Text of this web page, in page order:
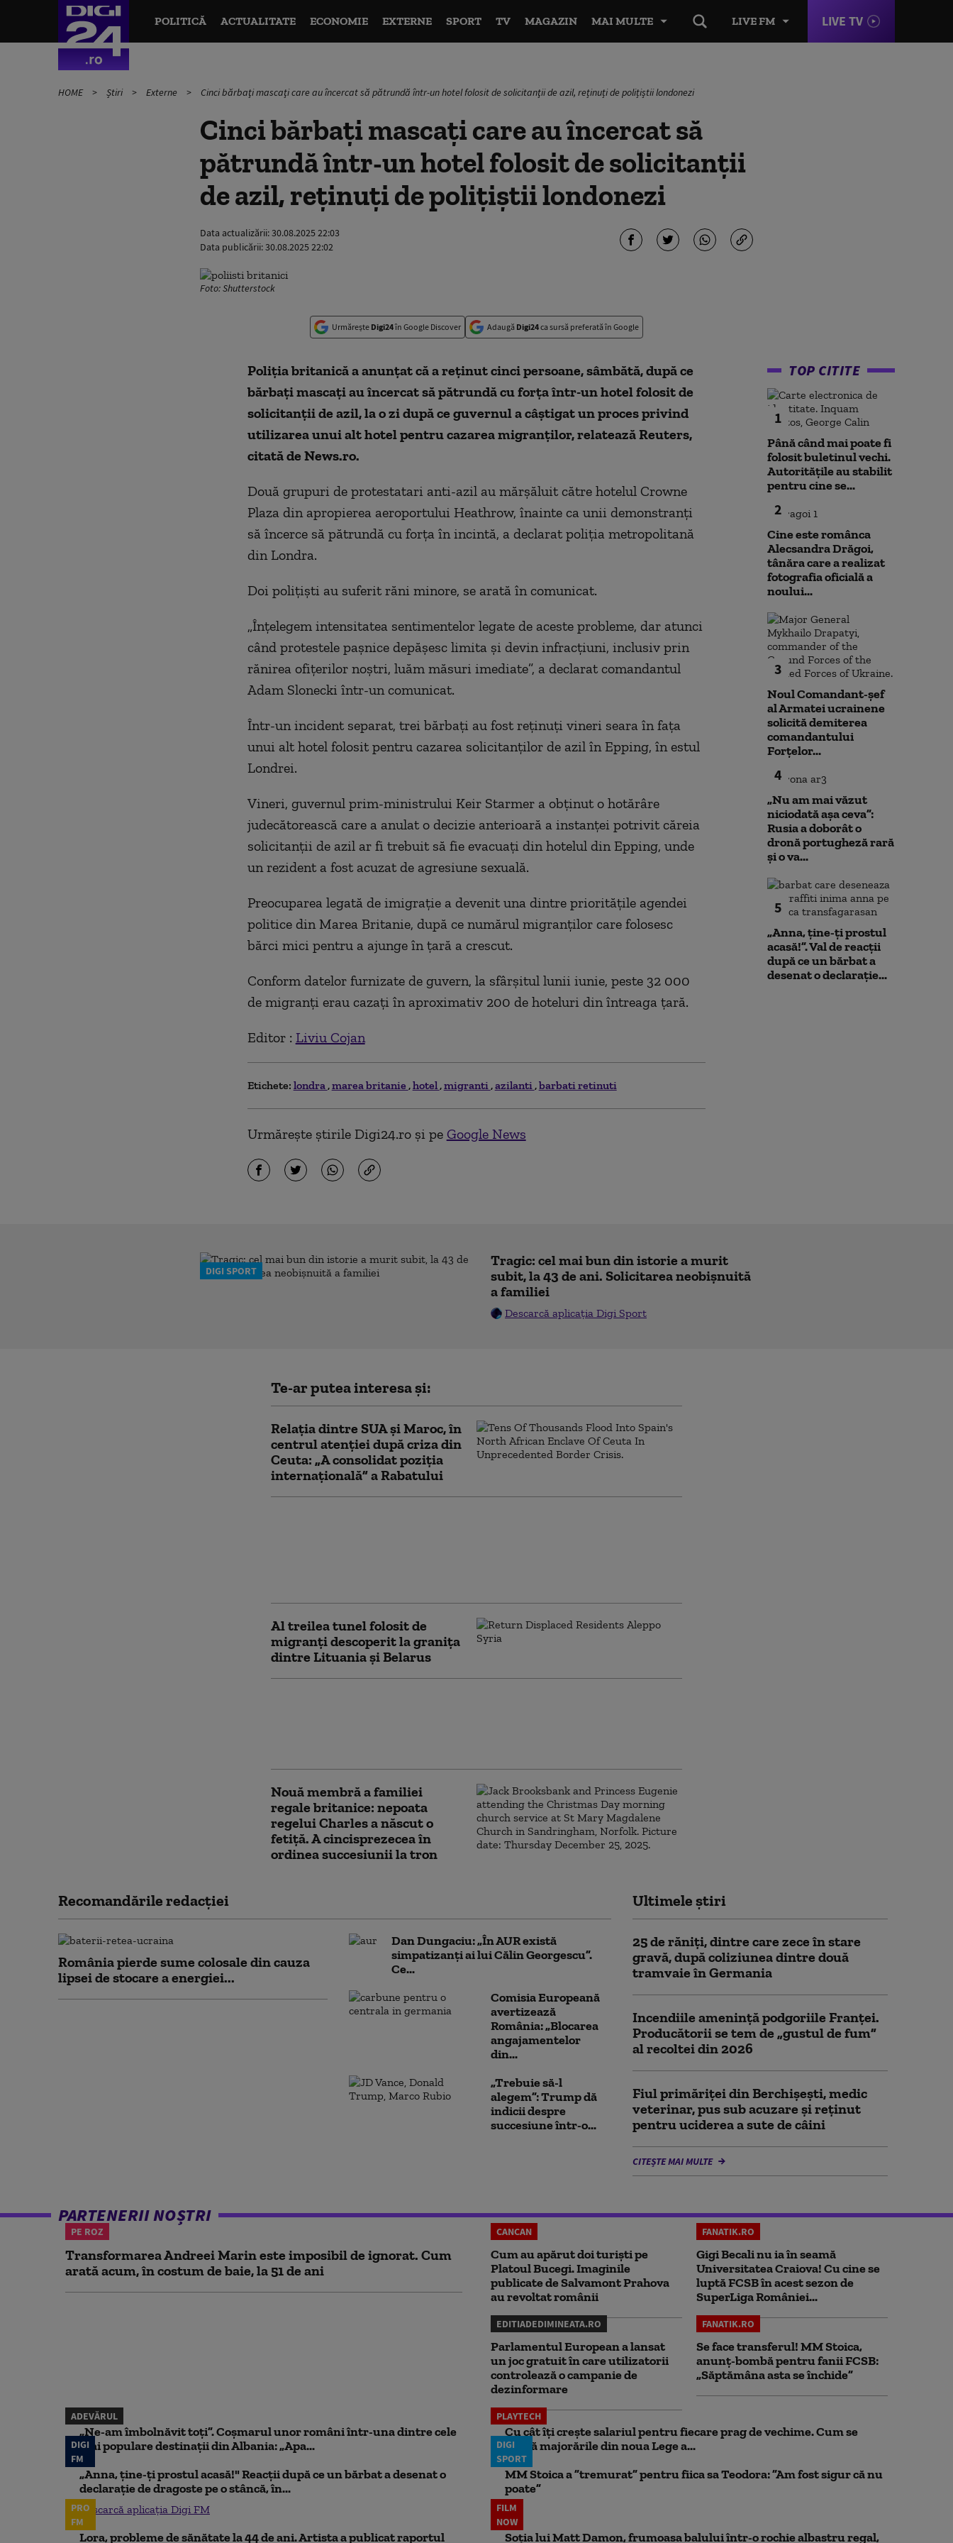
LIVE FM LIVE TV
POLITICĂ ACTUALITATE ECONOMIE EXTERNE SPORT TV MAGAZIN MAI MULTE
HOME Știri Externe Cinci bărbaţi mascaţi care au încercat să pătrundă într-un hotel folosit de solicitanţii de azil, reținuți de polițiștii londonezi
Cinci bărbaţi mascaţi care au încercat să
pătrundă într-un hotel folosit de solicitanţii
de azil, reținuți de polițiștii londonezi
Data actualizării:30.08.2025 22:03
Data publicării:30.08.2025 22:02
Foto: Shutterstock
Urmărește Digi24în Google Discover Adaugă Digi24ca sursă preferată în Google
Poliţia britanică a anunţat că a reţinut cinci persoane, sâmbătă, după ce
bărbaţi mascaţi au încercat să pătrundă cu forţa într-un hotel folosit de
solicitanţii de azil, la o zi după ce guvernul a câştigat un proces privind
utilizarea unui alt hotel pentru cazarea migranţilor, relatează Reuters,
citată de News.ro.
Două grupuri de protestatari anti-azil au mărşăluit către hotelul Crowne
Plaza din apropierea aeroportului Heathrow, înainte ca unii demonstranţi
să încerce să pătrundă cu forţa în incintă, a declarat poliţia metropolitană
din Londra.
Doi poliţişti au suferit răni minore, se arată în comunicat.
„Înţelegem intensitatea sentimentelor legate de aceste probleme, dar atunci
când protestele paşnice depăşesc limita şi devin infracţiuni, inclusiv prin
rănirea ofiţerilor noştri, luăm măsuri imediate”, a declarat comandantul
Adam Slonecki într-un comunicat.
Într-un incident separat, trei bărbaţi au fost reţinuţi vineri seara în faţa
unui alt hotel folosit pentru cazarea solicitanţilor de azil în Epping, în estul
Londrei.
Vineri, guvernul prim-ministrului Keir Starmer a obţinut o hotărâre
judecătorească care a anulat o decizie anterioară a instanţei potrivit căreia
solicitanţii de azil ar fi trebuit să fie evacuaţi din hotelul din Epping, unde
un rezident a fost acuzat de agresiune sexuală.
Preocuparea legată de imigraţie a devenit una dintre priorităţile agendei
politice din Marea Britanie, după ce numărul migranţilor care folosesc
bărci mici pentru a ajunge în ţară a crescut.
Conform datelor furnizate de guvern, la sfârşitul lunii iunie, peste 32 000
de migranţi erau cazaţi în aproximativ 200 de hoteluri din întreaga ţară.
Editor : Liviu Cojan
Etichete: londra marea britanie hotel migranti azilanti barbati retinuti
Urmărește știrile Digi24.ro și pe Google News
TOP CITITE
1
Până când mai poate fi
folosit buletinul vechi.
Autoritățile au stabilit
pentru cine se...
2
Cine este românca
Alecsandra Drăgoi,
tânăra care a realizat
fotografia oficială a
noului...
3
Noul Comandant-șef
al Armatei ucrainene
solicită demiterea
comandantului
Forțelor...
4
„Nu am mai văzut
niciodată așa ceva”:
Rusia a doborât o
dronă portugheză rară
și o va...
5
„Anna, ţine-ţi prostul
acasă!”. Val de reacții
după ce un bărbat a
desenat o declarație...
DIGI SPORT
Tragic: cel mai bun din istorie a murit
subit, la 43 de ani. Solicitarea neobișnuită
a familiei
Descarcă aplicația Digi Sport
Te-ar putea interesa și:
Relația dintre SUA și Maroc, în
centrul atenției după criza din
Ceuta: „A consolidat poziția
internațională” a Rabatului
Al treilea tunel folosit de
migranți descoperit la granița
dintre Lituania și Belarus
Nouă membră a familiei
regale britanice: nepoata
regelui Charles a născut o
fetiță. A cincisprezecea în
ordinea succesiunii la tron
Recomandările redacţiei
România pierde sume colosale din cauza
lipsei de stocare a energiei...
Dan Dungaciu: „În AUR există
simpatizanți ai lui Călin Georgescu”.
Ce...
Comisia Europeană
avertizează
România: „Blocarea
angajamentelor
din...
„Trebuie să-l
alegem”: Trump dă
indicii despre
succesiune într-o...
Ultimele știri
25 de răniţi, dintre care zece în stare
gravă, după coliziunea dintre două
tramvaie în Germania
Incendiile amenință podgoriile Franței.
Producătorii se tem de „gustul de fum”
al recoltei din 2026
Fiul primăriţei din Berchişeşti, medic
veterinar, pus sub acuzare şi reţinut
pentru uciderea a sute de câini
CITEȘTE MAI MULTE
PARTENERII NOȘTRI
PE ROZ
Transformarea Andreei Marin este imposibil de ignorat. Cum
arată acum, în costum de baie, la 51 de ani
CANCAN
Cum au apărut doi turiști pe
Platoul Bucegi. Imaginile
publicate de Salvamont Prahova
au revoltat românii
FANATIK.RO
Gigi Becali nu ia în seamă
Universitatea Craiova! Cu cine se
luptă FCSB în acest sezon de
SuperLiga României...
EDITIADEDIMINEATA.RO
Parlamentul European a lansat
un joc gratuit în care utilizatorii
controlează o campanie de
dezinformare
FANATIK.RO
Se face transferul! MM Stoica,
anunț-bombă pentru fanii FCSB:
„Săptămâna asta se închide”
ADEVĂRUL
„Ne-am îmbolnăvit toți”. Coșmarul unor români într-una dintre cele
mai populare destinații din Albania: „Apa...
PLAYTECH
Cu cât îți crește salariul pentru fiecare prag de vechime. Cum se
aplică majorările din noua Lege a...
DIGI
FM
„Anna, ţine-ţi prostul acasă!" Reacţii după ce un bărbat a desenat o
declaraţie de dragoste pe o stâncă, în...
Descarcă aplicația Digi FM
DIGI
SPORT
MM Stoica a ”tremurat” pentru fiica sa Teodora: ”Am fost sigur că nu
poate”
PRO
FM
Lora, probleme de sănătate la 44 de ani. Artista a publicat raportul
FILM
NOW
Soția lui Matt Damon, frumoasa balului într-o rochie albastru regal,